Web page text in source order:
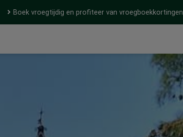
Boek vroegtijdig en profiteer van vroegboekkortingen